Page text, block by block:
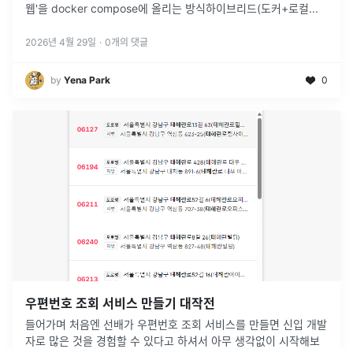
웹'을 docker compose에 올리는 방식하이브리드(도커+로컬...
2026년 4월 29일 · 0개의 댓글
by Yena Park 0
우편번호 조회 서비스 만들기 대작전
들어가며 처음엔 선배가 우편번호 조회 서비스를 만들면 신입 개발
자로 많은 것을 경험할 수 있다고 하셔서 아무 생각없이 시작해보